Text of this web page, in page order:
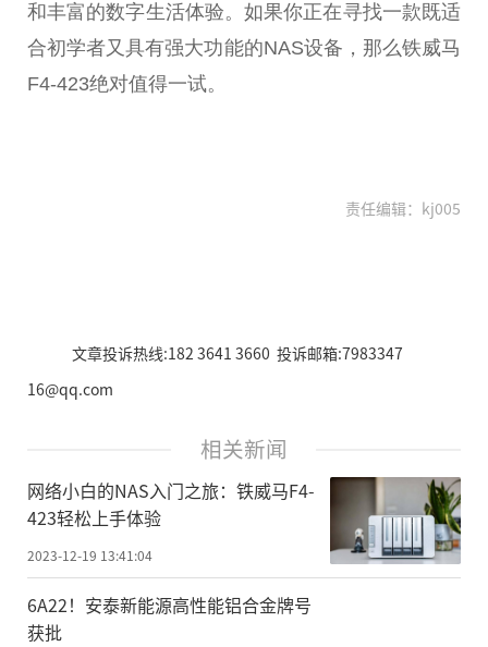
和丰富的数字生活体验。如果你正在寻找一款既适
合初学者又具有强大功能的NAS设备，那么铁威马
F4-423绝对值得一试。
责任编辑：kj005
文章投诉热线:182 3641 3660 投诉邮箱:7983347
16@qq.com
相关新闻
网络小白的NAS入门之旅：铁威马F4-
423轻松上手体验
2023-12-19 13:41:04
6A22！安泰新能源高性能铝合金牌号
获批